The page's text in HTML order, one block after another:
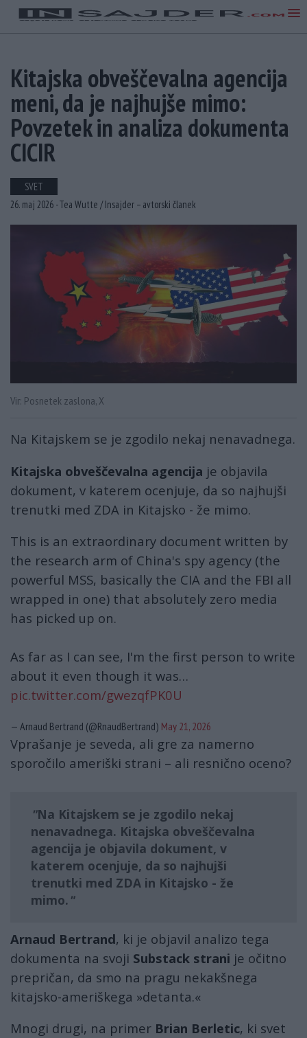
Kitajska obveščevalna agencija
meni, da je najhujše mimo:
Povzetek in analiza dokumenta
CICIR
SVET
26. maj 2026 -Tea Wutte /Insajder – avtorski članek
Vir: Posnetek zaslona, X
Na Kitajskem se je zgodilo nekaj nenavadnega.
Kitajska obveščevalna agencija je objavila
dokument, v katerem ocenjuje, da so najhujši
trenutki med ZDA in Kitajsko - že mimo.
This is an extraordinary document written by
the research arm of China's spy agency (the
powerful MSS, basically the CIA and the FBI all
wrapped in one) that absolutely zero media
has picked up on.
As far as I can see, I'm the first person to write
about it even though it was…
pic.twitter.com/gwezqfPK0U
— Arnaud Bertrand (@RnaudBertrand) May 21, 2026
Vprašanje je seveda, ali gre za namerno
sporočilo ameriški strani – ali resnično oceno?
Na Kitajskem se je zgodilo nekaj
nenavadnega. Kitajska obveščevalna
agencija je objavila dokument, v
katerem ocenjuje, da so najhujši
trenutki med ZDA in Kitajsko - že
mimo.
Arnaud Bertrand, ki je objavil analizo tega
dokumenta na svoji Substack strani je očitno
prepričan, da smo na pragu nekakšnega
kitajsko-ameriškega »detanta.«
Mnogi drugi, na primer Brian Berletic, ki svet